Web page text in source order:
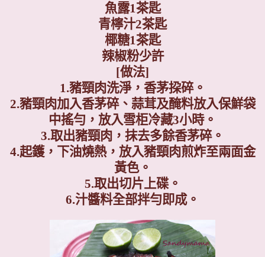
魚露1茶匙
青檸汁2茶匙
椰糖1茶匙
辣椒粉少許
[做法]
1.豬頸肉洗淨，香茅挅碎。
2.豬頸肉加入香茅碎、蒜茸及醃料放入保鮮袋
中搖勻，放入雪柜冷藏3小時。
3.取出豬頸肉，抹去多餘香茅碎。
4.起鑊， 下油燒熱， 放入豬頸肉煎炸至兩面金
黃色。
5.取出切片上碟。
6.汁醬料全部拌勻即成。